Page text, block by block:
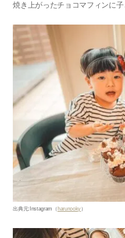
焼き上がったチョコマフィンに子
出典元:Instagram （ harunooky）